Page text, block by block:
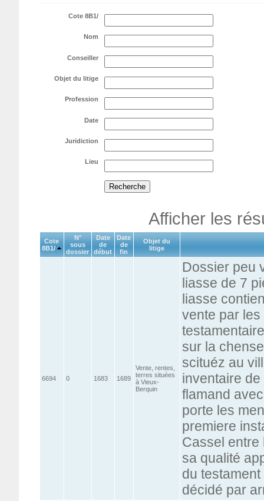
Cote 8B1/
Nom
Conseiller
Objet du litige
Profession
Date
Juridiction
Lieu
Afficher les
Cote
8B1/
N°
sous
dossier
Date
de
début
Date
de
fin
Objet du
litige
6694 0 1683 1689
Vente, rentes,
terres situées
à Vieux-
Berquin
Dossier peu
liasse de 7
liasse
vente par
sur la
scituéz au
inventaire
flamand
porte les
premiere
Cassel entre
sa qualité
du
décidé par